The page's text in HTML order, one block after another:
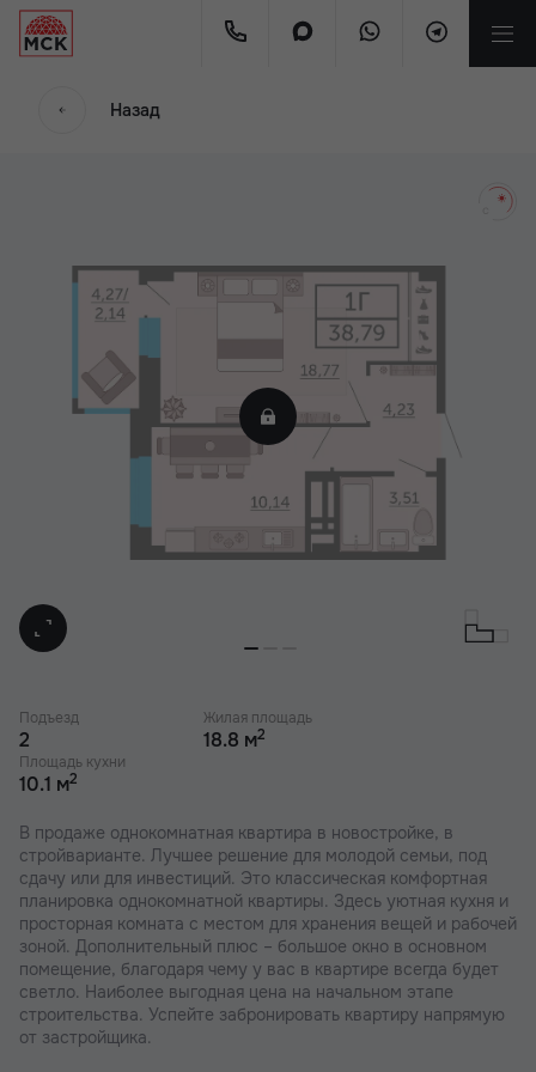
Назад
Подъезд
2
Жилая площадь
18.8 м2
Площадь кухни
10.1 м2
В продаже однокомнатная квартира в новостройке, в
стройварианте. Лучшее решение для молодой семьи, под
сдачу или для инвестиций. Это классическая комфортная
планировка однокомнатной квартиры. Здесь уютная кухня и
просторная комната с местом для хранения вещей и рабочей
зоной. Дополнительный плюс – большое окно в основном
помещение, благодаря чему у вас в квартире всегда будет
светло. Наиболее выгодная цена на начальном этапе
строительства. Успейте забронировать квартиру напрямую
от застройщика.